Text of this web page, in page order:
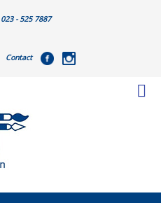
023 - 525 7887
Contact